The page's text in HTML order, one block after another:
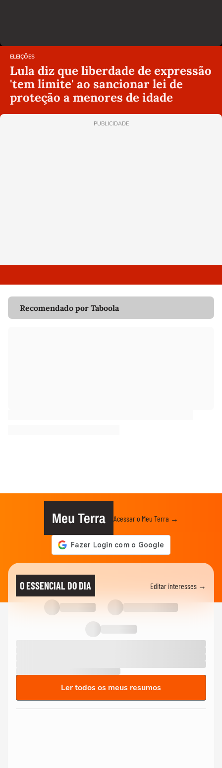
ELEIÇÕES
Lula diz que liberdade de expressão
'tem limite' ao sancionar lei de
proteção a menores de idade
PUBLICIDADE
Recomendado por Taboola
Meu Terra Acessar o Meu Terra →
O ESSENCIAL DO DIA Editar interesses →
Ler todos os meus resumos